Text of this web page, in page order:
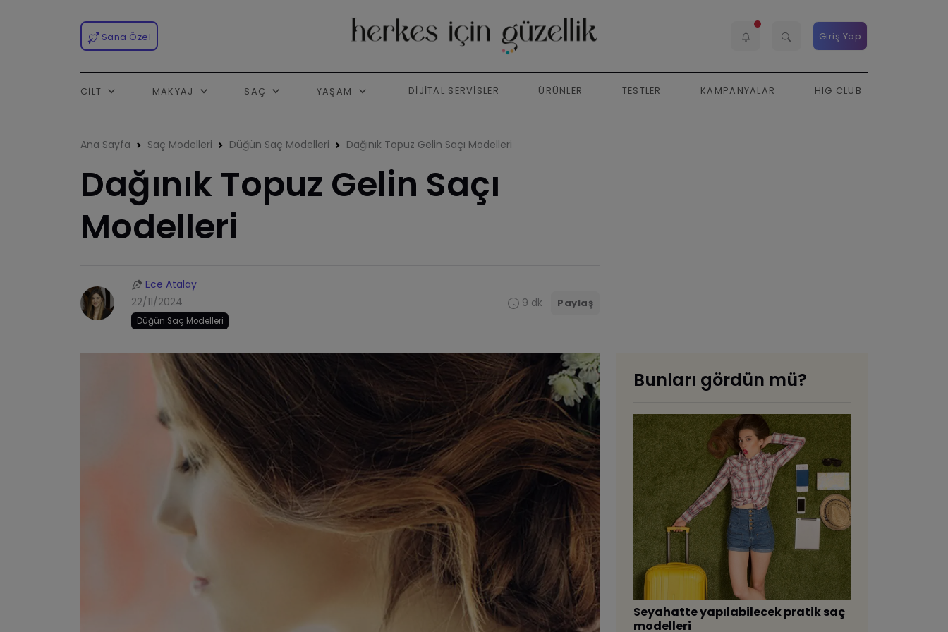
Sana Özel Giriş Yap
CILT MAKYAJ SAÇ YAŞAM DIJITAL SERVISLER ÜRÜNLER TESTLER KAMPANYALAR HIG CLUB
Ana Sayfa Saç Modelleri Düğün Saç Modelleri Dağınık Topuz Gelin Saçı Modelleri
Dağınık Topuz Gelin Saçı
Modelleri
Ece Atalay
22/11/2024
Düğün Saç Modelleri
9 dk Paylaş
Bunları gördün mü?
Seyahatte yapılabilecek pratik saç
modelleri